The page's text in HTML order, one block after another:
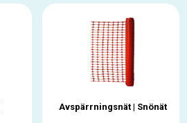
Avspärrningsnät | Snönät